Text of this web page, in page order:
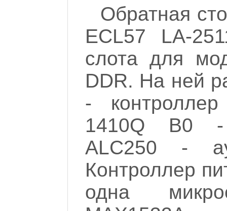
Обратная
ECL57 LA-
слота для
DDR. На ней
-
1410Q B0 -
ALC250 -
Контроллер
одна